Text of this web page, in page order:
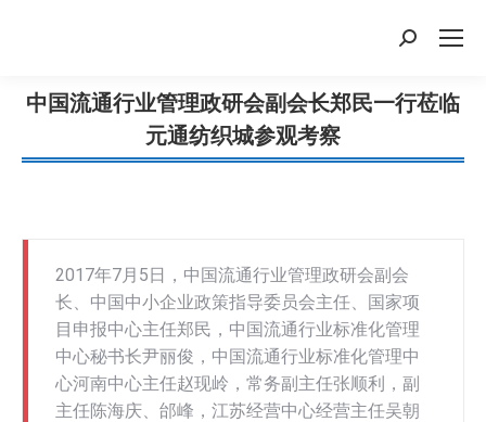
搜
中国流通行业管理政研会副会长郑民一行莅临
元通纺织城参观考察
您在这里：
2017年7月5日，中国流通行业管理政研会副会
长、中国中小企业政策指导委员会主任、国家项
目申报中心主任郑民，中国流通行业标准化管理
中心秘书长尹丽俊，中国流通行业标准化管理中
心河南中心主任赵现岭，常务副主任张顺利，副
主任陈海庆、邰峰，江苏经营中心经营主任吴朝